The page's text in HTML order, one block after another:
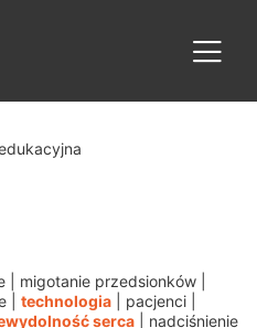
| migotanie przedsionków|
technologia pacjenci
serca
nadciśnienie